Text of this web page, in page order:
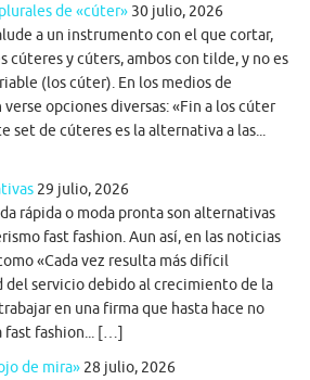
de «cúter» 30 julio, 2026
a un instrumento con el que cortar,
cúteres y cúters, ambos con tilde, y no es
(los cúter). En los medios de
opciones diversas: «Fin a los cúter
set de cúteres es la alternativa a las...
29 julio, 2026
rápida o moda pronta son alternativas
fast fashion. Aun así, en las noticias
«Cada vez resulta más difícil
del servicio debido al crecimiento de la
en una firma que hasta hace no
fast fashion... […]
de mira» 28 julio, 2026